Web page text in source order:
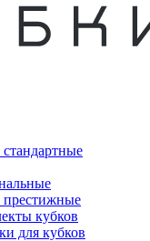
престижные
кубков
для кубков